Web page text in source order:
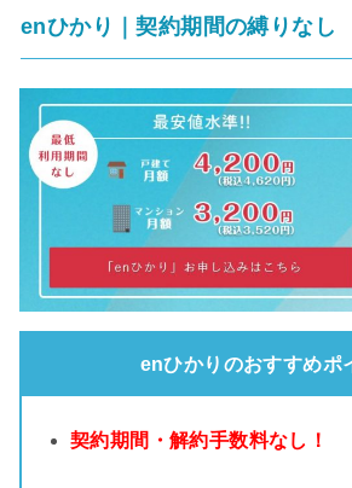
enひかり｜契約期間の縛りなし
enひかりのおすすめポ
契約期間・解約手数料なし！